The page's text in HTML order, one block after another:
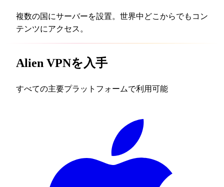
複数の国にサーバーを設置。世界中どこからでもコン
テンツにアクセス。
Alien VPNを入手
すべての主要プラットフォームで利用可能